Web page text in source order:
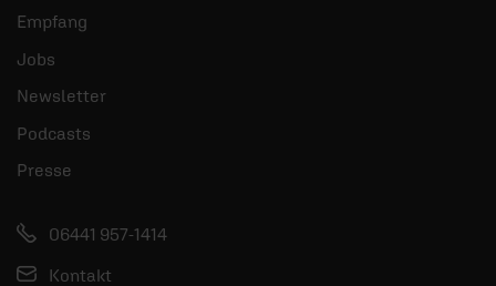
Empfang
Jobs
Newsletter
Podcasts
Presse
06441 957-1414
Kontakt